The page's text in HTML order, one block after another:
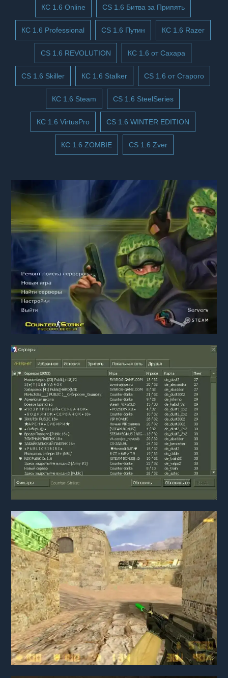
КС 1.6 Online CS 1.6 Битва за Припять
КС 1.6 Professional CS 1.6 Путин КС 1.6 Razer
CS 1.6 REVOLUTION КС 1.6 от Сахара
CS 1.6 Skiller КС 1.6 Stalker CS 1.6 от Старого
КС 1.6 Steam CS 1.6 SteelSeries
КС 1.6 VirtusPro CS 1.6 WINTER EDITION
КС 1.6 ZOMBIE CS 1.6 Zver